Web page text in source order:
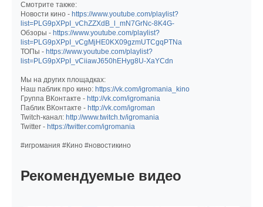
Смотрите также:
Новости кино - https://www.youtube.com/playlist?
list=PLG9pXPpI_vChZZXdB_l_mN7GrNc-8K4G-
Обзоры - https://www.youtube.com/playlist?
list=PLG9pXPpI_vCgMjHE0KX09gzmUTCgqPTNa
ТОПы - https://www.youtube.com/playlist?
list=PLG9pXPpI_vCiiawJ650hEHyg8U-XaYCdn
Мы на других площадках:
Наш паблик про кино: https://vk.com/igromania_kino
Группа ВКонтакте - http://vk.com/igromania
Паблик ВКонтакте - http://vk.com/igroman
Twitch-канал: http://www.twitch.tv/igromania
Twitter - https://twitter.com/igromania
#игромания #Кино #новостикино
Рекомендуемые видео